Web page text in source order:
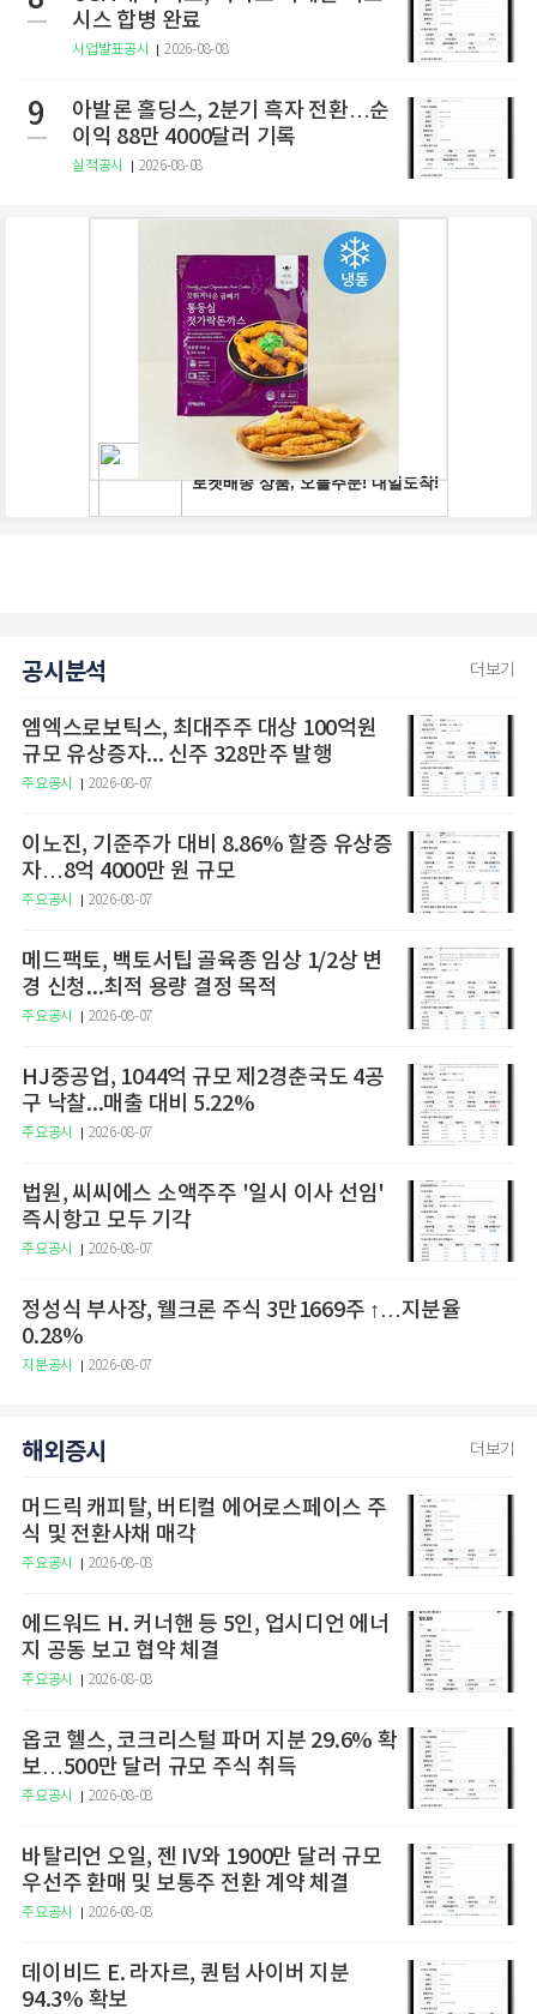
시스 합병 완료
사업발표공시 2026-08-08
9
아발론 홀딩스, 2분기 흑자 전환…순
이익 88만 4000달러 기록
실적공시 2026-08-08
공시분석 더보기
엠엑스로보틱스, 최대주주 대상 100억원
규모 유상증자... 신주 328만주 발행
주요공시 2026-08-07
이노진, 기준주가 대비 8.86% 할증 유상증
자…8억 4000만 원 규모
주요공시 2026-08-07
메드팩토, 백토서팁 골육종 임상 1/2상 변
경 신청...최적 용량 결정 목적
주요공시 2026-08-07
HJ중공업, 1044억 규모 제2경춘국도 4공
구 낙찰...매출 대비 5.22%
주요공시 2026-08-07
법원, 씨씨에스 소액주주 '일시 이사 선임'
즉시항고 모두 기각
주요공시 2026-08-07
정성식 부사장, 웰크론 주식 3만1669주 ↑…지분율
0.28%
지분공시 2026-08-07
해외증시 더보기
머드릭 캐피탈, 버티컬 에어로스페이스 주
식 및 전환사채 매각
주요공시 2026-08-08
에드워드 H. 커너핸 등 5인, 업시디언 에너
지 공동 보고 협약 체결
주요공시 2026-08-08
옵코 헬스, 코크리스털 파머 지분 29.6% 확
보…500만 달러 규모 주식 취득
주요공시 2026-08-08
바탈리언 오일, 젠 IV와 1900만 달러 규모
우선주 환매 및 보통주 전환 계약 체결
주요공시 2026-08-08
데이비드 E. 라자르, 퀀텀 사이버 지분
94.3% 확보